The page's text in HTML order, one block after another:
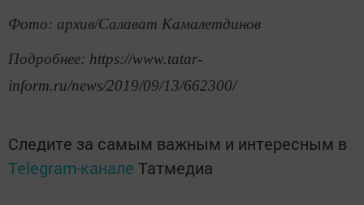
Фото: архив/Салават Камалетдинов
Подробнее: https://www.tatar-
inform.ru/news/2019/09/13/662300/
Следите за самым важным и интересным в
Telegram-канале Татмедиа